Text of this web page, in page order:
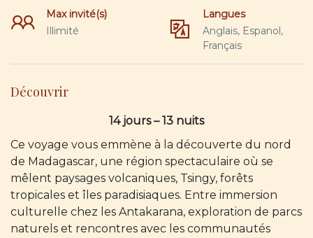
Max invité(s)
Illimité
Langues
Anglais, Espanol,
Français
Découvrir
14 jours – 13 nuits
Ce voyage vous emmène à la découverte du nord
de Madagascar, une région spectaculaire où se
mêlent paysages volcaniques, Tsingy, forêts
tropicales et îles paradisiaques. Entre immersion
culturelle chez les Antakarana, exploration de parcs
naturels et rencontres avec les communautés